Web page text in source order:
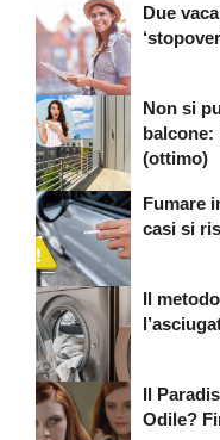
Due
Non si
balcone:
(ottimo)
Fumare
casi si
Il
Il
Odile?